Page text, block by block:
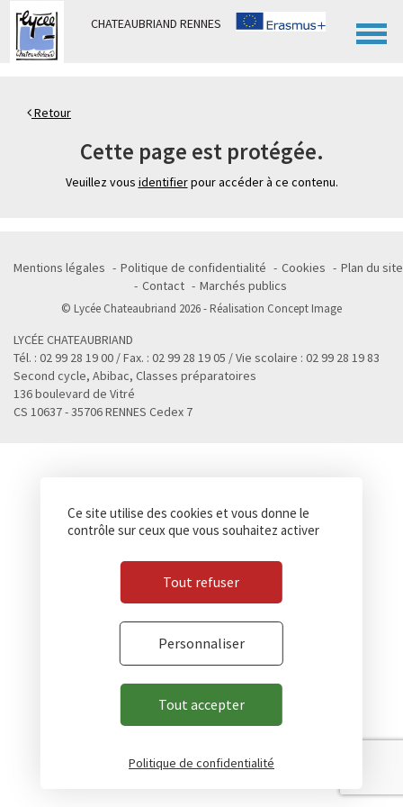
CHATEAUBRIAND RENNES
Retour
Cette page est protégée.
Veuillez vous identifierpour accéder à ce contenu.
Mentions légales Politique de confidentialité Cookies
Plan du site
Contact
Marchés publics
© Lycée Chateaubriand 2026 - Réalisation Concept Image
LYCÉE CHATEAUBRIAND
Tél. : 02 99 28 19 00 / Fax. : 02 99 28 19 05 / Vie scolaire : 02 99 28 19 83
Second cycle, Abibac, Classes préparatoires
136 boulevard de Vitré
CS 10637 - 35706 RENNES Cedex 7
Panneau de gestion des cookies
Ce site utilise des cookies et vous donne le
contrôle sur ceux que vous souhaitez activer
Tout accepter
Tout refuser
Personnaliser
Politique de confidentialité